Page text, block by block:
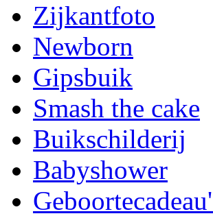
Zijkantfoto
Newborn
Gipsbuik
Smash the cake
Buikschilderij
Babyshower